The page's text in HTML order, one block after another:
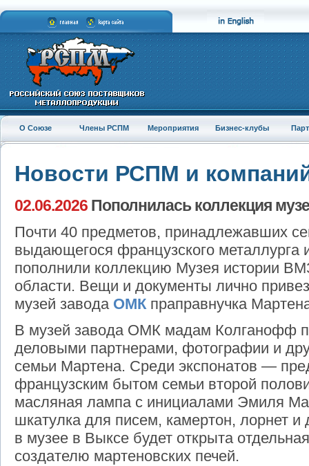
О Союзе Члены РСПМ Мероприятия Бизнес-клубы
Новости РСПМ и
02.06.2026 Пополнилась коллекция
Почти 40 предметов, принадлежавших
выдающегося французского металлурга
пополнили коллекцию Музея истории
области. Вещи и документы лично
музей завода ОМКпраправнучка
В музей завода ОМК мадам Колганофф
деловыми партнерами, фотографии и
семьи Мартена. Среди экспонатов —
французским бытом семьи второй
масляная лампа с инициалами Эмиля
шкатулка для писем, камертон, лорнет
в музее в Выксе будет открыта
создателю мартеновских печей.